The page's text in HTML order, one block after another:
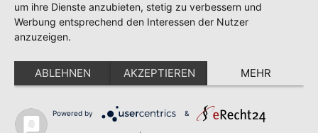
Polska
Português
Nederlands
Svenska
um ihre Dienste anzubieten, stetig zu verbessern und
Werbung entsprechend den Interessen der Nutzer
anzuzeigen.
ABLEHNEN AKZEPTIEREN MEHR
Powered by &